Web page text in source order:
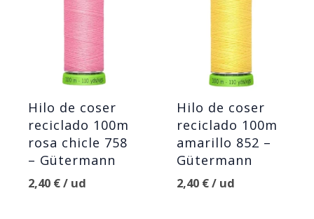
Hilo de coser
reciclado 100m
rosa chicle 758
– Gütermann
2,40 €/ ud
Hilo de coser
reciclado 100m
amarillo 852 –
Gütermann
2,40 €/ ud